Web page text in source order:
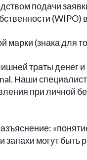
подачи
(WIPO)
марки (знака для
траты денег
Наши
при личной
запахи могут быть